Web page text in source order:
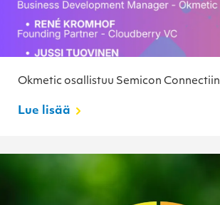
Okmetic osallistuu Semicon Connectiin
Lue lisää